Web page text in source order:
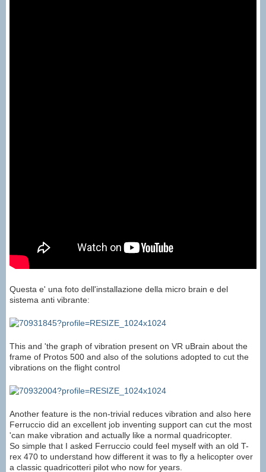
Questa e' una foto dell'installazione della micro brain e del
sistema anti vibrante:
This and 'the graph of vibration present on VR uBrain about the
frame of Protos 500 and also of the solutions adopted to cut the
vibrations on the flight control
Another feature is the non-trivial reduces vibration and also here
Ferruccio did an excellent job inventing support can cut the most
'can make vibration and actually like a normal quadricopter.
So simple that I asked Ferruccio could feel myself with an old T-
rex 470 to understand how different it was to fly a helicopter over
a classic quadricotteri pilot who now for years.